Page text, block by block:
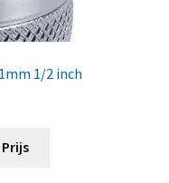
1/2 inch